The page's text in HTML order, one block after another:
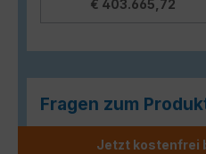
€ 403.665,72
Fragen zum
Jetzt kostenfrei